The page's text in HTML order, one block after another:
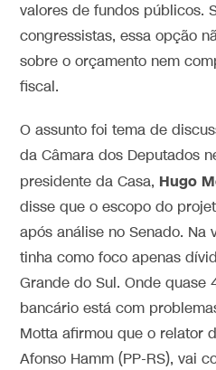
valores de fundos públicos.
congressistas, essa opção
sobre o orçamento nem
fiscal.
O assunto foi tema de
da Câmara dos Deputados
presidente da Casa, Hugo
disse que o escopo do
após análise no Senado. Na
tinha como foco apenas
Grande do Sul. Onde quase
bancário está com
Motta afirmou que o relator
Afonso Hamm (PP-RS), vai